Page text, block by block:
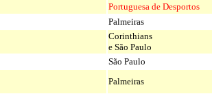
Portuguesa de Desportos
Palmeiras
Corinthians
e São Paulo
São Paulo
Palmeiras